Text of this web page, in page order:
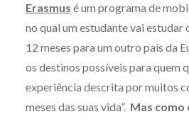
Erasmus é um programa de
no qual um estudante vai estudar
12 meses para um outro país da
os destinos possíveis para quem
experiência descrita por muitos
meses das suas vida”. Mas como